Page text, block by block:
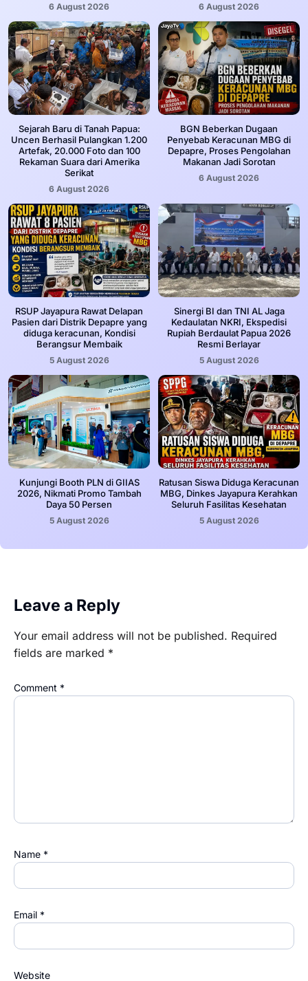
6 August 2026 6 August 2026
Sejarah Baru di Tanah Papua:
Uncen Berhasil Pulangkan 1.200
Artefak, 20.000 Foto dan 100
Rekaman Suara dari Amerika
Serikat
6 August 2026
BGN Beberkan Dugaan
Penyebab Keracunan MBG di
Depapre, Proses Pengolahan
Makanan Jadi Sorotan
6 August 2026
RSUP Jayapura Rawat Delapan
Pasien dari Distrik Depapre yang
diduga keracunan, Kondisi
Berangsur Membaik
5 August 2026
Sinergi BI dan TNI AL Jaga
Kedaulatan NKRI, Ekspedisi
Rupiah Berdaulat Papua 2026
Resmi Berlayar
5 August 2026
Kunjungi Booth PLN di GIIAS
2026, Nikmati Promo Tambah
Daya 50 Persen
5 August 2026
Ratusan Siswa Diduga Keracunan
MBG, Dinkes Jayapura Kerahkan
Seluruh Fasilitas Kesehatan
5 August 2026
Leave a Reply
Your email address will not be published. Required
fields are marked *
Comment *
Name *
Email *
Website